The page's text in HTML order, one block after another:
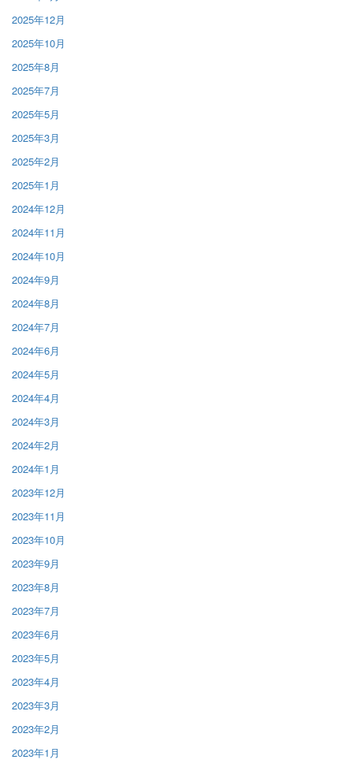
2025年12月
2025年10月
2025年8月
2025年7月
2025年5月
2025年3月
2025年2月
2025年1月
2024年12月
2024年11月
2024年10月
2024年9月
2024年8月
2024年7月
2024年6月
2024年5月
2024年4月
2024年3月
2024年2月
2024年1月
2023年12月
2023年11月
2023年10月
2023年9月
2023年8月
2023年7月
2023年6月
2023年5月
2023年4月
2023年3月
2023年2月
2023年1月